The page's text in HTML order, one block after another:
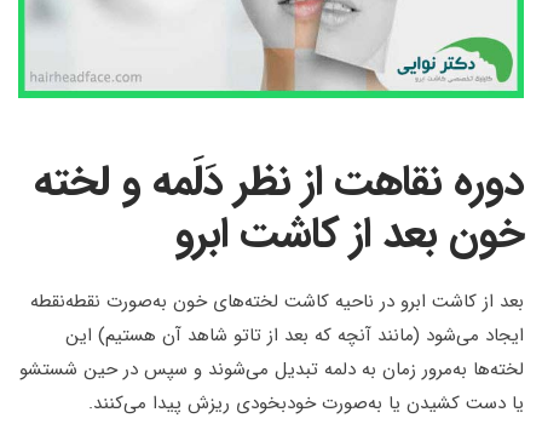
دوره نقاهت از نظر دَلَمه و لخته
خون بعد از کاشت ابرو
بعد از کاشت ابرو در ناحیه کاشت لخته‌های خون به‌صورت نقطه‌نقطه
ایجاد می‌شود (مانند آنچه که بعد از تاتو شاهد آن هستیم) این
لخته‌ها به‌مرور زمان به دلمه تبدیل می‌شوند و سپس در حین شستشو
یا دست کشیدن یا به‌صورت خودبخودی ریزش پیدا می‌کنند.